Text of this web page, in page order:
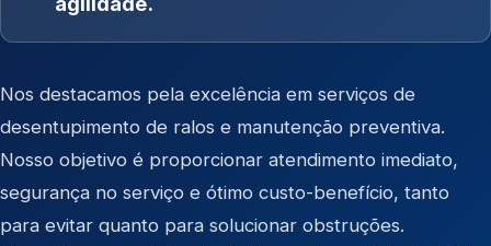
Nos destacamos pela excelência em serviços de
desentupimento de ralos e manutenção preventiva.
Nosso objetivo é proporcionar atendimento imediato,
segurança no serviço e ótimo custo-benefício, tanto
para evitar quanto para solucionar obstruções.